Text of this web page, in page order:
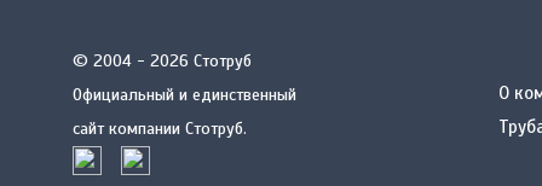
© 2004 - 2026 Стотруб
Официальный и единственный
сайт компании Стотруб.
О